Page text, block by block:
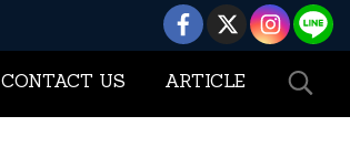
CONTACT US ARTICLE